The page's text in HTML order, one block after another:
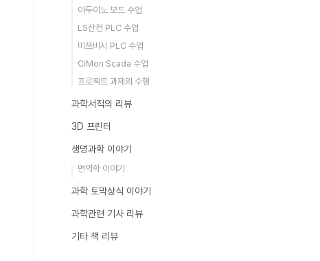
아두이노 보드 수업
LS산전 PLC 수업
미쯔비시 PLC 수업
CiMon Scada 수업
프로젝트 과제의 수행
과학서적의 리뷰
3D 프린터
생명과학 이야기
면역학 이야기
과학 토막상식 이야기
과학관련 기사 리뷰
기타 책 리뷰